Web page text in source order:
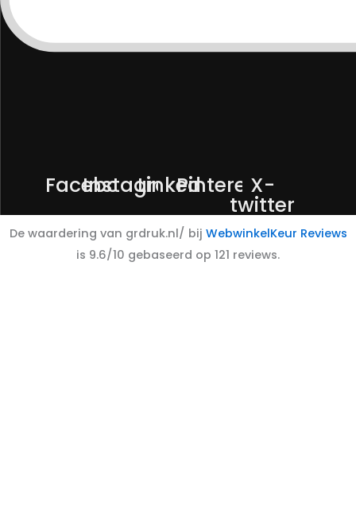
Facebook
Instagram
Linkedin
PinterestX-
twitter
De waardering van grdruk.nl/ bij WebwinkelKeur Reviews
is 9.6/10 gebaseerd op 121 reviews.